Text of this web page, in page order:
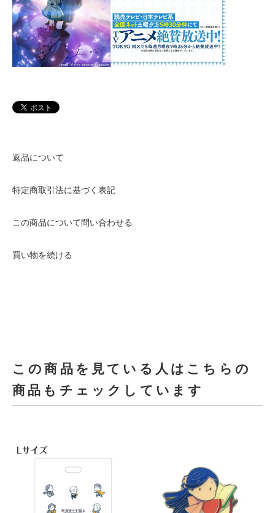
返品について
特定商取引法に基づく表記
この商品について問い合わせる
買い物を続ける
この商品を見ている人はこちらの
商品もチェックしています